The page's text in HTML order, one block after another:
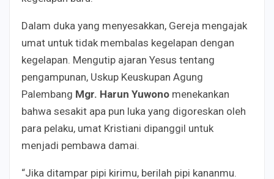
Dalam duka yang menyesakkan, Gereja mengajak
umat untuk tidak membalas kegelapan dengan
kegelapan. Mengutip ajaran Yesus tentang
pengampunan, Uskup Keuskupan Agung
Palembang Mgr. Harun Yuwono menekankan
bahwa sesakit apa pun luka yang digoreskan oleh
para pelaku, umat Kristiani dipanggil untuk
menjadi pembawa damai.
“Jika ditampar pipi kirimu, berilah pipi kananmu.